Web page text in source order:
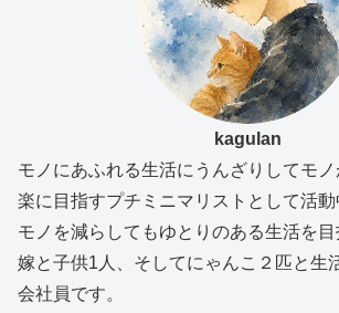
kagulan
モノにあふれる生活にうんざりしてモ
楽に目指すプチミニマリストとして活
モノを減らしてもゆとりのある生活を目
嫁と子供1人、そしてにゃんこ２匹と生
会社員です。